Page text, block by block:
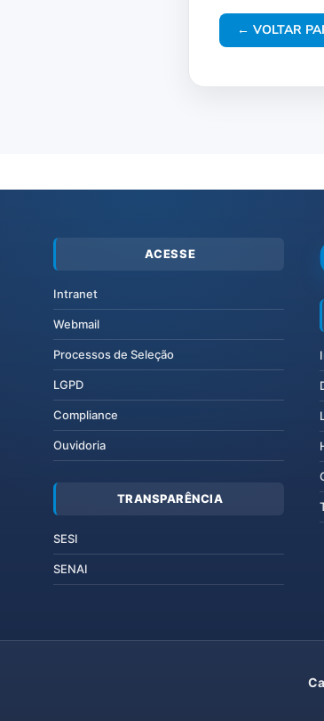
← VOLTAR
ACESSE
Intranet
Webmail
Processos de Seleção
LGPD
Compliance
Ouvidoria
TRANSPARÊNCIA
SESI
SENAI